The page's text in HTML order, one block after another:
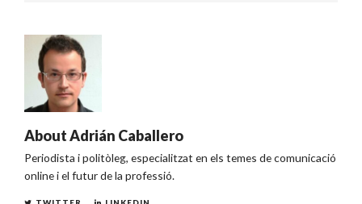
AboutAdrián Caballero
Periodista i politòleg, especialitzat en els temes de comunicació
online i el futur de la professió.